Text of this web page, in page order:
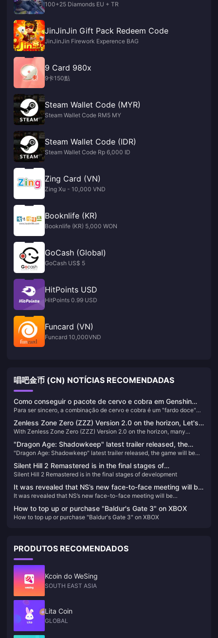
100+25 Diamonds EU + TR
JinJinJin Gift Pack Redeem Code
JinJinJin Firework Experence BAG
9 Card 980x
9卡150點
Steam Wallet Code (MYR)
Steam Wallet Code RM5 MY
Steam Wallet Code (IDR)
Steam Wallet Code Rp 6,000 ID
Zing Card (VN)
Zing Xu - 10,000 VND
Booknlife (KR)
Booknlife (KR) 5,000 WON
GoCash (Global)
GoCash US$ 5
HitPoints USD
HitPoints 0.99 USD
Funcard (VN)
Funcard 10,000VND
唱吧金币 (CN) NOTÍCIAS RECOMENDADAS
Como conseguir o pacote de cervo e cobra em Genshin
Impact? Guia de estratégia de gacha e otimização de
recarga mais recente para 2025
Para ser sincero, a combinação de cervo e cobra é um "fardo doce"
que a miHoYo nos deu. Como editor que acompanha os mecanismos
de gacha de Genshin Impact há mais de dois anos, aconselho você a
se acalmar e avaliar o valor dos personagens antes de se deixar levar
pela aparência – embora eu quase tenha ido à falência por causa da
voz da Yae Miko.
Zenless Zone Zero (ZZZ) Version 2.0 on the horizon, Let's
take a look back at the standout characters from Versions
1.0 to 1.7
With Zenless Zone Zero (ZZZ) Version 2.0 on the horizon, many
back at the standout characters from Versions 1.0 to 1.7—did you train
these "meta-defining" agents?
"Dragon Age: Shadowkeep" latest trailer released, the
game will be released this fall
"Dragon Age: Shadowkeep" latest trailer released, the game will be
Silent Hill 2 Remastered is in the final stages of
development
Silent Hill 2 Remastered is in the final stages of development
It was revealed that NS’s new face-to-face meeting will be
unconventional, but will be a third-party partner
conference.
It was revealed that NS’s new face-to-face meeting will be
How to top up or purchase "Baldur's Gate 3" on XBOX
How to top up or purchase "Baldur's Gate 3" on XBOX
PRODUTOS RECOMENDADOS
Kcoin do WeSing
SOUTH EAST ASIA
Lita Coin
GLOBAL